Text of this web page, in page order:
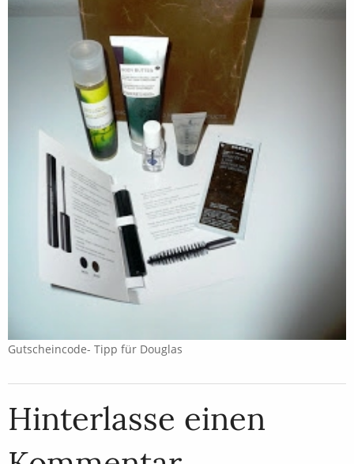
Gutscheincode- Tipp für Douglas
Hinterlasse einen